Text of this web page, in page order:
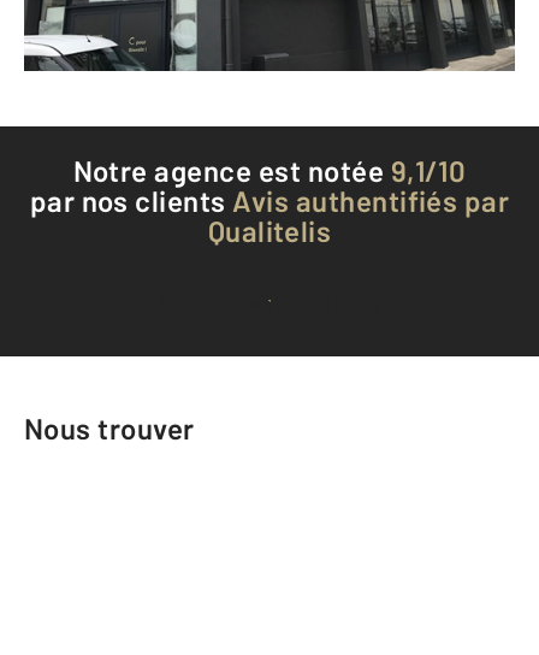
Téléphoner à l'agence
Notre agence est notée 9,1/10
par nos clients Avis authentifiés par
Qualitelis
Voir tous les avis clients
Nous trouver